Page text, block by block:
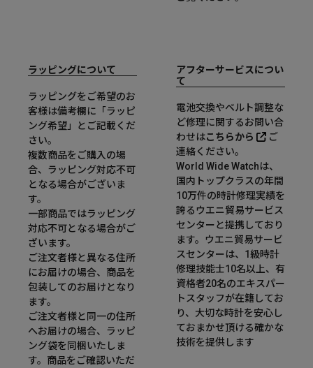
ラッピングについて
ラッピングをご希望のお
客様は備考欄に「ラッピ
ング希望」とご記載くだ
さい。
複数商品をご購入の場
合、ラッピング対応不可
となる場合がございま
す。
一部商品ではラッピング
対応不可となる場合がご
ざいます。
ご注文者様と異なる住所
にお届けの場合、商品を
包装してのお届けとなり
ます。
ご注文者様と同一の住所
へお届けの場合、ラッピ
ング袋を同梱いたしま
す。商品をご確認いただ
アフターサービスについ
て
電池交換やベルト調整な
ど修理に関するお問い合
わせはこちらから
ご
連絡ください。
World Wide Watchは、
国内トップクラスの年間
10万件の時計修理実績を
誇るウエニ貿易サービス
センターと提携しており
ます。ウエニ貿易サービ
スセンターは、1級時計
修理技能士10名以上、有
資格者20名のエキスパー
トスタッフが在籍してお
り、大切な時計を安心し
ておまかせ頂ける確かな
技術を提供します